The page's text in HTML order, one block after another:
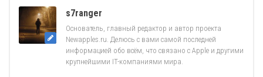
s7ranger
Основатель, главный редактор и автор проекта
Newapples.ru. Делюсь с вами самой последней
информацией обо всём, что связано с Apple и другими
крупнейшими IT-компаниями мира.